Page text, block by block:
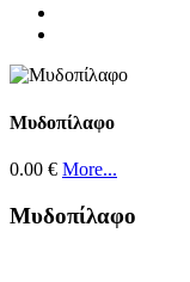
Μυδοπίλαφο
0.00 € More...
Μυδοπίλαφο